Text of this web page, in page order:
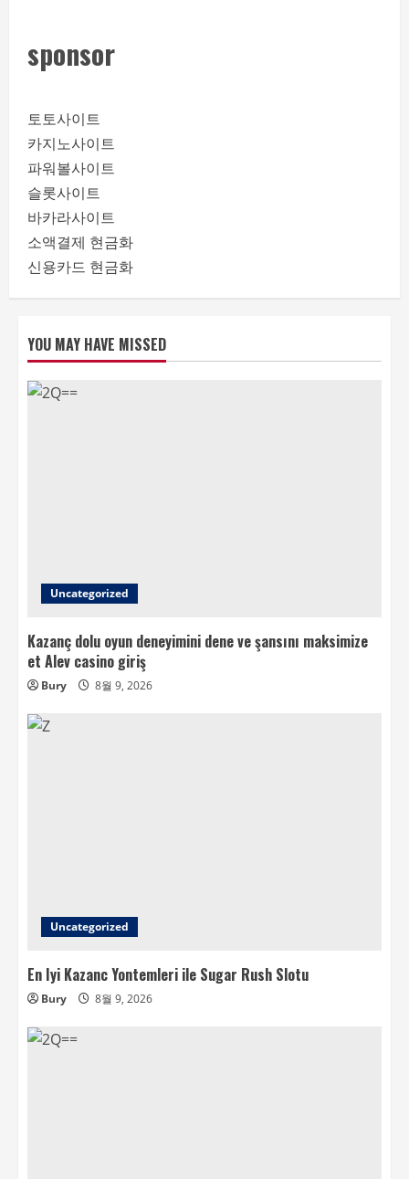
sponsor
토토사이트
카지노사이트
파워볼사이트
슬롯사이트
바카라사이트
소액결제 현금화
신용카드 현금화
YOU MAY HAVE MISSED
Uncategorized
Kazanç dolu oyun deneyimini dene ve şansını maksimize
et Alev casino giriş
Bury 8월 9, 2026
Uncategorized
En Iyi Kazanc Yontemleri ile Sugar Rush Slotu
Bury 8월 9, 2026